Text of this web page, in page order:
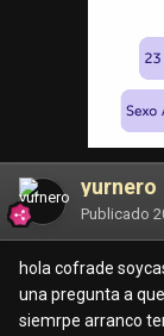
yurnero
Publicado
hola cofrade
una pregunta a
siemrpe arranco